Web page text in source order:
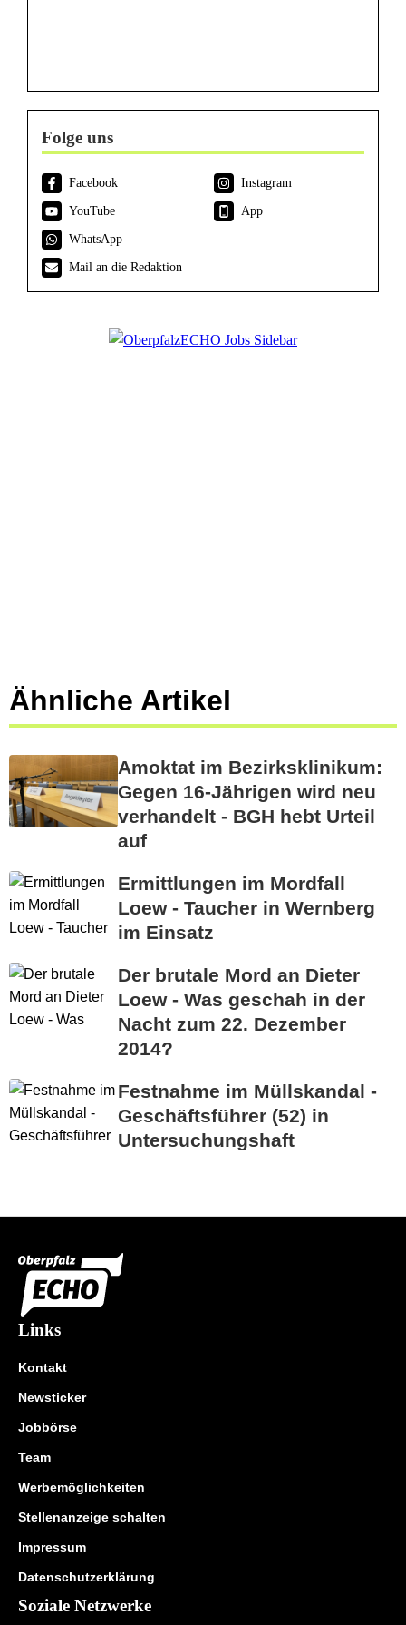
Folge uns
Facebook
Instagram
YouTube
App
WhatsApp
Mail an die Redaktion
Ähnliche Artikel
Amoktat im Bezirksklinikum:
Gegen 16-Jährigen wird neu
verhandelt - BGH hebt Urteil
auf
Ermittlungen im Mordfall
Loew - Taucher in Wernberg
im Einsatz
Der brutale Mord an Dieter
Loew - Was geschah in der
Nacht zum 22. Dezember
2014?
Festnahme im Müllskandal -
Geschäftsführer (52) in
Untersuchungshaft
Links
Kontakt
Newsticker
Jobbörse
Team
Werbemöglichkeiten
Stellenanzeige schalten
Impressum
Datenschutzerklärung
Soziale Netzwerke